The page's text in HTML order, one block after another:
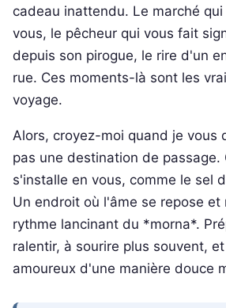
cadeau inattendu. Le marché qui
vous, le pêcheur qui vous fait
depuis son pirogue, le rire d'un
rue. Ces moments-là sont les
voyage.
Alors, croyez-moi quand je vous
pas une destination de passage.
s'installe en vous, comme le sel
Un endroit où l'âme se repose et
rythme lancinant du *morna*.
ralentir, à sourire plus souvent,
amoureux d'une manière douce